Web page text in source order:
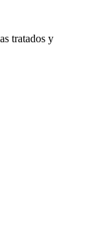
tratados y